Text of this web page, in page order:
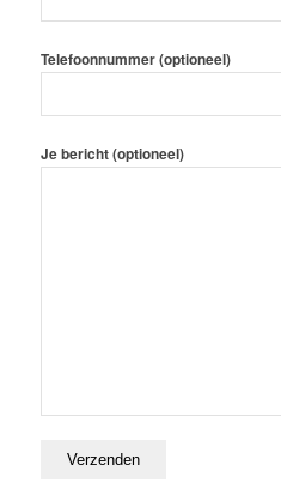
Telefoonnummer (optioneel)
Je bericht (optioneel)